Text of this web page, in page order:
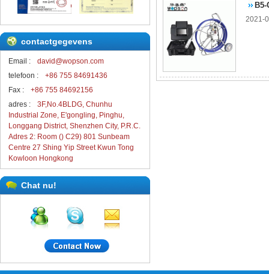
contactgegevens
Email :
david@wopson.com
telefoon :
+86 755 84691436
Fax :
+86 755 84692156
adres :
3F,No.4BLDG, Chunhu
Industrial Zone, E'gongling, Pinghu,
Longgang District, Shenzhen City, P.R.C.
Adres 2: Room () C29) 801 Sunbeam
Centre 27 Shing Yip Street Kwun Tong
Kowloon Hongkong
Chat nu!
2021-